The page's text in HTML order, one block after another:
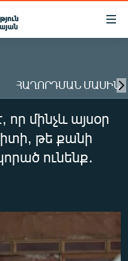
ՀԱՂՈՐԴՄԱՆ ՄԱՍԻՆ
մինչև այսօր
թե քանի
ունենք․